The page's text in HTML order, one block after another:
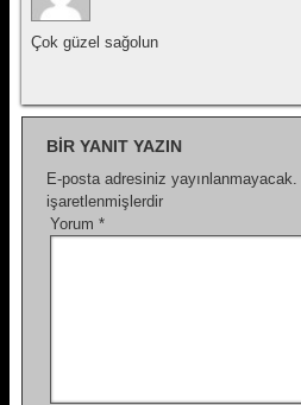
Çok güzel sağolun
BIR YANIT YAZIN
E-posta adresiniz yayınlanmayacak.
işaretlenmişlerdir
Yorum *